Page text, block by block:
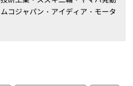
コジャパン・アイディア・モータ